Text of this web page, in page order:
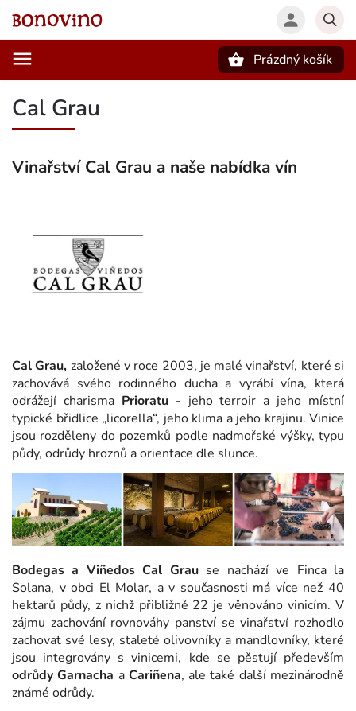
Prázdný košík
Cal Grau
Vinařství Cal Grau a naše nabídka vín
Cal Grau, založené v roce 2003, je malé vinařství, které si
zachovává svého rodinného ducha a vyrábí vína, která
odrážejí charisma Prioratu- jeho terroir a jeho místní
typické břidlice „licorella“, jeho klima a jeho krajinu. Vinice
jsou rozděleny do pozemků podle nadmořské výšky, typu
půdy, odrůdy hroznů a orientace dle slunce.
Bodegas a Viñedos Cal Grause nachází ve Finca la
Solana, v obci El Molar, a v současnosti má více než 40
hektarů půdy, z nichž přibližně 22 je věnováno vinicím. V
zájmu zachování rovnováhy panství se vinařství rozhodlo
zachovat své lesy, staleté olivovníky a mandlovníky, které
jsou integrovány s vinicemi, kde se pěstují především
odrůdy Garnacha a Cariñena, ale také další mezinárodně
známé odrůdy.